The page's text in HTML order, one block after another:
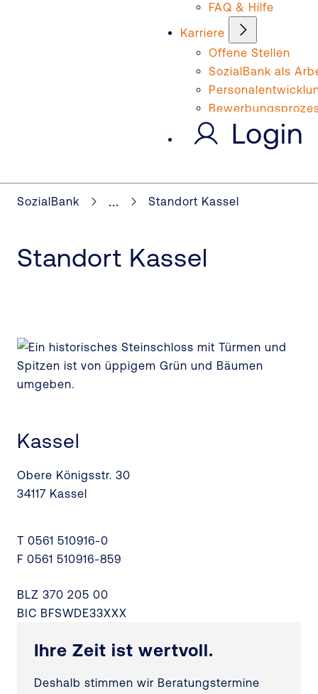
FAQ & Hilfe
Karriere
Offene Stellen
SozialBank als
Login
SozialBank ... Standort Kassel
Standort Kassel
Kassel
Obere Königsstr. 30
34117 Kassel
T 0561 510916-0
F 0561 510916-859
BLZ 370 205 00
BIC BFSWDE33XXX
Ihre Zeit ist wertvoll.
Deshalb stimmen wir Beratungstermine